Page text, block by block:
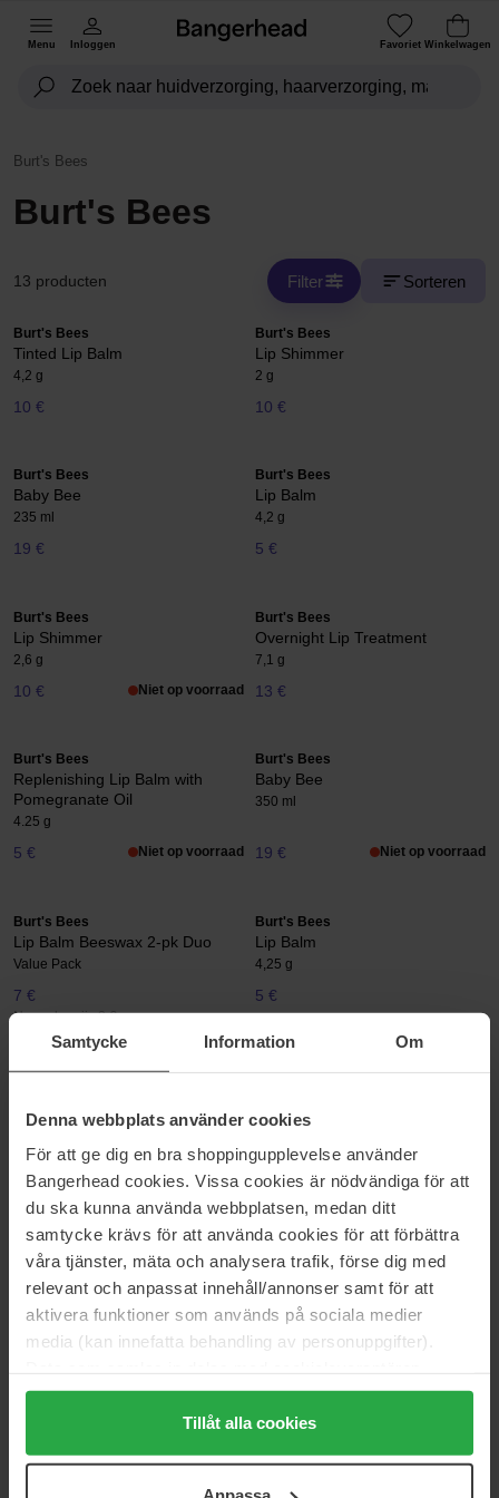
Samtycke Information Om
Denna webbplats använder cookies
För att ge dig en bra shoppingupplevelse använder
Bangerhead cookies. Vissa cookies är nödvändiga för att
du ska kunna använda webbplatsen, medan ditt
samtycke krävs för att använda cookies för att förbättra
våra tjänster, mäta och analysera trafik, förse dig med
relevant och anpassat innehåll/annonser samt för att
aktivera funktioner som används på sociala medier
media (kan innefatta behandling av personuppgifter).
Genom att trycka på "Tillåt alla cookies" accepterar du
alla cookies, medan du under "Detaljer" kan anpassa
användningen av cookies. Du kan när som helst återkalla
Tillåt alla cookies
Menu Inloggen Favoriet Winkelwagen
Burt's Bees
Burt's Bees
13 producten Filter Sorteren
Burt's Bees
Tinted Lip Balm
4,2 g
10 €
Burt's Bees
Lip Shimmer
2 g
10 €
Burt's Bees
Baby Bee
235 ml
19 €
Burt's Bees
Lip Balm
4,2 g
5 €
Burt's Bees
Lip Shimmer
2,6 g
10 € Niet op voorraad
Burt's Bees
Overnight Lip Treatment
7,1 g
13 €
Burt's Bees
Replenishing Lip Balm with
Pomegranate Oil
4.25 g
5 € Niet op voorraad
Burt's Bees
Baby Bee
350 ml
19 € Niet op voorraad
Burt's Bees
Lip Balm Beeswax 2-pk Duo
Value Pack
7 €
Normale prijs 8 €
Burt's Bees
Lip Balm
4,25 g
5 €
Burt's Bees
Mini Handcream
12 €
lichaam, vrij van sulfieten, parabenen en synthetische geurstoffen.
De producten zijn gecertificeerd door de Natural Products